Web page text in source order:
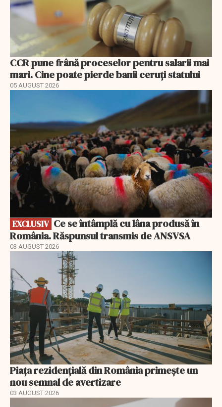
CCR pune frână proceselor pentru salarii mai
mari. Cine poate pierde banii ceruți statului
05 AUGUST 2026
EXCLUSIV
România. Răspunsul transmis de ANSVSA
03 AUGUST 2026
Piața rezidențială din România primește un
nou semnal de avertizare
03 AUGUST 2026